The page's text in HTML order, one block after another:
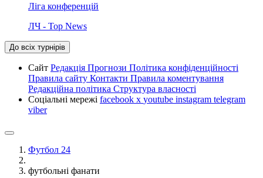
Ліга конференцій
ЛЧ - Top News
До всіх турнірів
Сайт Редакція Прогнози Політика конфіденційності
Правила сайту Контакти Правила коментування
Редакційна політика Структура власності
Соціальні мережі facebook x youtube instagram telegram
viber
Футбол 24
футбольні фанати